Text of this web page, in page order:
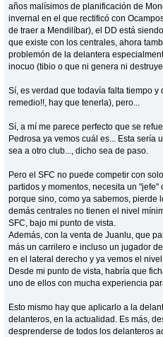
años malísimos de planificación de
invernal en el que rectificó con
de traer a Mendilíbar), el DD está
que existe con los centrales, ahora
problemón de la delantera
inocuo (tibio o que ni genera ni
Sí, es verdad que todavía falta tiempo
remedio!!, hay que tenerla), pero...
Sí, a mí me parece perfecto que se
Pedrosa ya vemos cuál es... Esta sería
sea a otro club..., dicho sea de paso.
Pero el SFC no puede competir con
partidos y momentos, necesita un
porque sino, como ya sabemos, pierde
demás centrales no tienen el nivel
SFC, bajo mi punto de vista.
Además, con la venta de Juanlu, que
más un carrilero e incluso un jugador
en el lateral derecho y ya vemos el
Desde mi punto de vista, habría que
uno de ellos con mucha experiencia
Esto mismo hay que aplicarlo a la
delanteros, en la actualidad. Es más,
desprenderse de todos los delanteros